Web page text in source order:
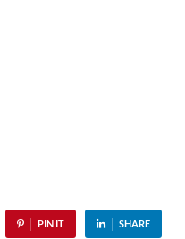
PIN IT SHARE